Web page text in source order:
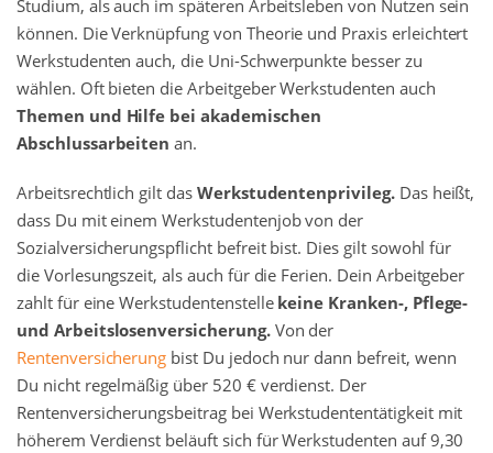
Studium, als auch im späteren Arbeitsleben von Nutzen sein
können. Die Verknüpfung von Theorie und Praxis erleichtert
Werkstudenten auch, die Uni-Schwerpunkte besser zu
wählen. Oft bieten die Arbeitgeber Werkstudenten auch
Themen und Hilfe bei akademischen
Abschlussarbeiten an.
Arbeitsrechtlich gilt das Werkstudentenprivileg.Das heißt,
dass Du mit einem Werkstudentenjob von der
Sozialversicherungspflicht befreit bist. Dies gilt sowohl für
die Vorlesungszeit, als auch für die Ferien. Dein Arbeitgeber
zahlt für eine Werkstudentenstelle keine Kranken-, Pflege-
und Arbeitslosenversicherung.Von der
Rentenversicherung bist Du jedoch nur dann befreit, wenn
Du nicht regelmäßig über 520 € verdienst. Der
Rentenversicherungsbeitrag bei Werkstudententätigkeit mit
höherem Verdienst beläuft sich für Werkstudenten auf 9,30